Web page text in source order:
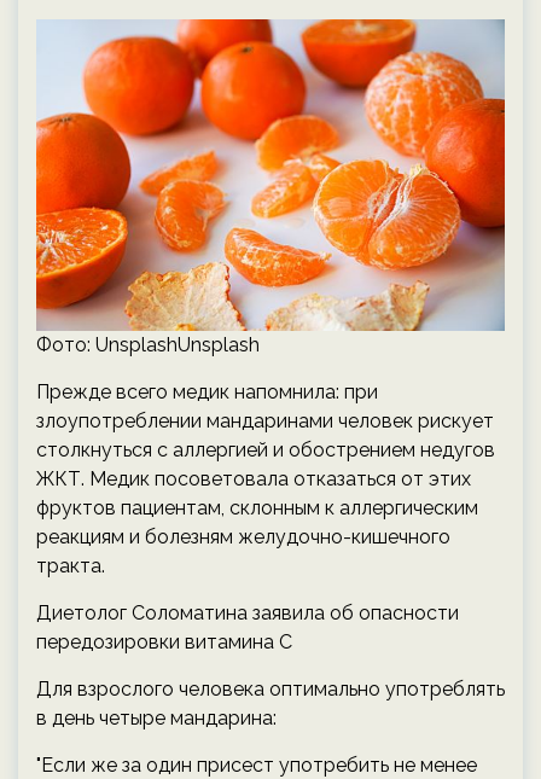
Фото: UnsplashUnsplash
Прежде всего медик напомнила: при
злоупотреблении мандаринами человек рискует
столкнуться с аллергией и обострением недугов
ЖКТ. Медик посоветовала отказаться от этих
фруктов пациентам, склонным к аллергическим
реакциям и болезням желудочно-кишечного
тракта.
Диетолог Соломатина заявила об опасности
передозировки витамина C
Для взрослого человека оптимально употреблять
в день четыре мандарина:
"Если же за один присест употребить не менее